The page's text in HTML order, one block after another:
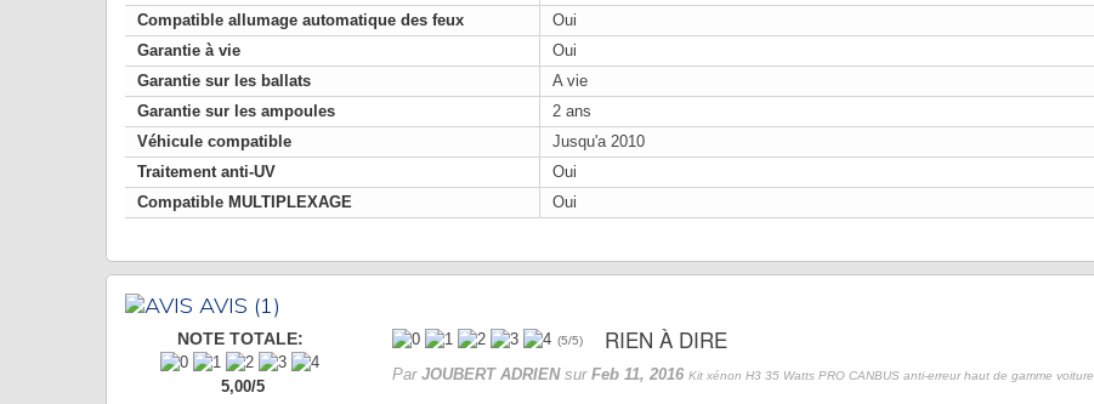
Compatible allumage automatique des feux
Oui
Garantie à vie
Oui
Garantie sur les ballats
A vie
Garantie sur les ampoules
2 ans
Véhicule compatible
Jusqu'a 2010
Traitement anti-UV
Oui
Compatible MULTIPLEXAGE
Oui
AVIS (1)
NOTE TOTALE:
5,00/5
(5/5) RIEN À DIRE
Par JOUBERT ADRIENsur Feb 11, 2016 Kit xénon H3 35 Watts PRO CANBUS anti-erreur haut de gamme voiture